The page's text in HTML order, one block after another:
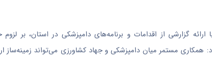
ارائه گزارشی از اقدامات و برنامه‌های دامپزشکی در استان، بر
همکاری مستمر میان دامپزشکی و جهاد کشاورزی می‌تواند زمینه‌ساز